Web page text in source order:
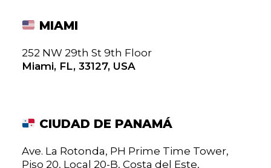
MIAMI
252 NW 29th St 9th Floor
Miami, FL, 33127, USA
CIUDAD DE PANAMÁ
Ave. La Rotonda, PH Prime Time Tower,
Piso 20, Local 20-B, Costa del Este,